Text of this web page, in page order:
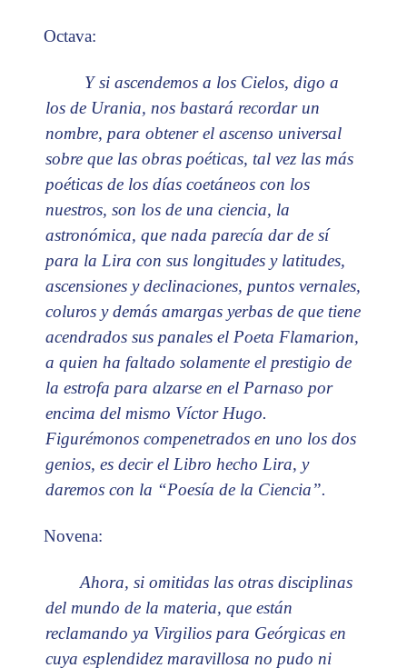
Octava:
Y si ascendemos a los Cielos, digo a
los de Urania, nos bastará recordar un
nombre, para obtener el ascenso universal
sobre que las obras poéticas, tal vez las más
poéticas de los días coetáneos con los
nuestros, son los de una ciencia, la
astronómica, que nada parecía dar de sí
para la Lira con sus longitudes y latitudes,
ascensiones y declinaciones, puntos vernales,
coluros y demás amargas yerbas de que tiene
acendrados sus panales el Poeta Flamarion,
a quien ha faltado solamente el prestigio de
la estrofa para alzarse en el Parnaso por
encima del mismo Víctor Hugo.
Figurémonos compenetrados en uno los dos
genios, es decir el Libro hecho Lira, y
daremos con la “Poesía de la Ciencia”.
Novena:
Ahora, si omitidas las otras disciplinas
del mundo de la materia, que están
reclamando ya Virgilios para Geórgicas en
cuya esplendidez maravillosa no pudo ni